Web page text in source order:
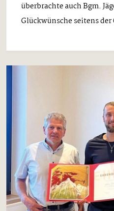
überbrachte auch Bgm.
Glückwünsche seitens der